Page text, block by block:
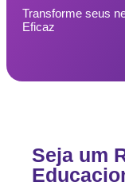
Transforme seus
Eficaz
Seja um